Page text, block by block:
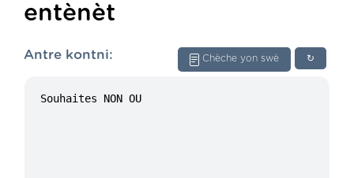
entènèt
↻
Chèche yon swè
Antre kontni: